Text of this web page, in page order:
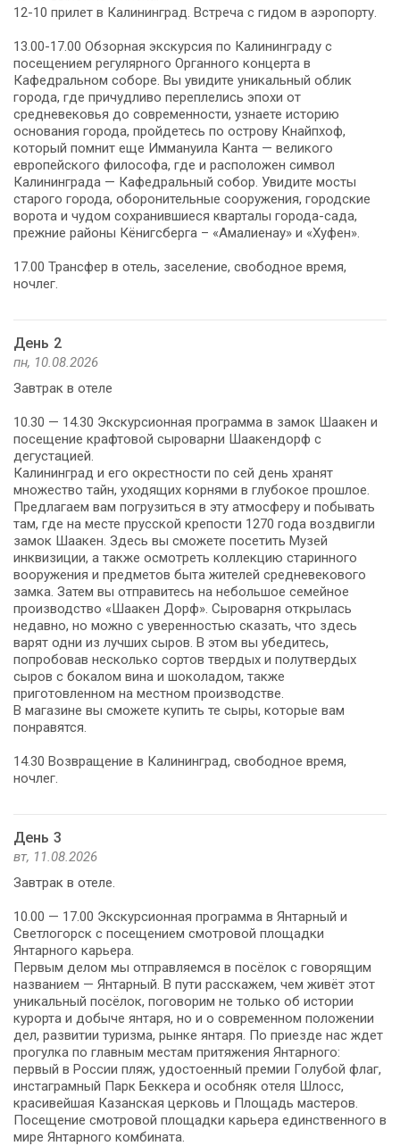
12-10 прилет в Калининград. Встреча с гидом в аэропорту.
13.00-17.00 Обзорная экскурсия по Калининграду с
посещением регулярного Органного концерта в
Кафедральном соборе. Вы увидите уникальный облик
города, где причудливо переплелись эпохи от
средневековья до современности, узнаете историю
основания города, пройдетесь по острову Кнайпхоф,
который помнит еще Иммануила Канта — великого
европейского философа, где и расположен символ
Калининграда — Кафедральный собор. Увидите мосты
старого города, оборонительные сооружения, городские
ворота и чудом сохранившиеся кварталы города-сада,
прежние районы Кёнигсберга – «Амалиенау» и «Хуфен».
17.00 Трансфер в отель, заселение, свободное время,
ночлег.
День 2
пн, 10.08.2026
Завтрак в отеле
10.30 — 14.30 Экскурсионная программа в замок Шаакен и
посещение крафтовой сыроварни Шаакендорф с
дегустацией.
Калининград и его окрестности по сей день хранят
множество тайн, уходящих корнями в глубокое прошлое.
Предлагаем вам погрузиться в эту атмосферу и побывать
там, где на месте прусской крепости 1270 года воздвигли
замок Шаакен. Здесь вы сможете посетить Музей
инквизиции, а также осмотреть коллекцию старинного
вооружения и предметов быта жителей средневекового
замка. Затем вы отправитесь на небольшое семейное
производство «Шаакен Дорф». Сыроварня открылась
недавно, но можно с уверенностью сказать, что здесь
варят одни из лучших сыров. В этом вы убедитесь,
попробовав несколько сортов твердых и полутвердых
сыров с бокалом вина и шоколадом, также
приготовленном на местном производстве.
В магазине вы сможете купить те сыры, которые вам
понравятся.
14.30 Возвращение в Калининград, свободное время,
ночлег.
День 3
вт, 11.08.2026
Завтрак в отеле.
10.00 — 17.00 Экскурсионная программа в Янтарный и
Светлогорск с посещением смотровой площадки
Янтарного карьера.
Первым делом мы отправляемся в посёлок с говорящим
названием — Янтарный. В пути расскажем, чем живёт этот
уникальный посёлок, поговорим не только об истории
курорта и добыче янтаря, но и о современном положении
дел, развитии туризма, рынке янтаря. По приезде нас ждет
прогулка по главным местам притяжения Янтарного:
первый в России пляж, удостоенный премии Голубой флаг,
инстаграмный Парк Беккера и особняк отеля Шлосс,
красивейшая Казанская церковь и Площадь мастеров.
Посещение смотровой площадки карьера единственного в
мире Янтарного комбината.